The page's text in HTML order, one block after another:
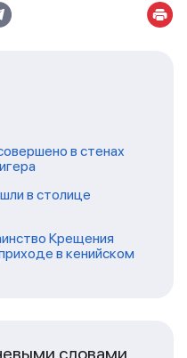
в стенах
в столице
Крещения
в кенийском
словами